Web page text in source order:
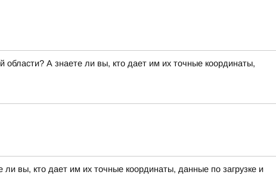
А знаете ли вы, кто дает им их точные координаты,
вы, кто дает им их точные координаты, данные по загрузке и